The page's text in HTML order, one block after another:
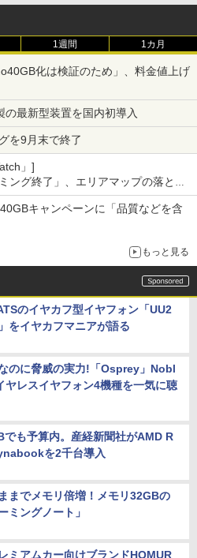
1週間 1カ月
化は検証のため」、料金値上げ
最新型装置を国内初導入
を9月末で終了
」]
ング終了」、エリアマップの落とし
キャンペーンに「品質などを含
もっと見る
のイヤカフ型イヤフォン「UU2
をイヤカフマニアが語る
のに脅威の実力!「Osprey」Nobl
レスイヤフォン4機種を一気に聴
でも予算内。産経新聞社がAMD R
を2千台導入
までメモリ倍増！メモリ32GBの
ミングノート」
ミアムカー向けブランドHOMUR